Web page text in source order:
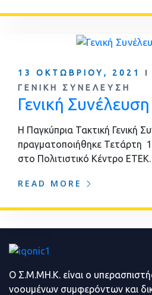
13 ΟΚΤΩΒΡΊΟΥ, 2021
ΓΕΝΙΚΉ ΣΥΝΈΛΕΥΣΗ
Γενική
Η Παγκύπρια Τακτική Γενική
πραγματοποιήθηκε Τετάρτη
στο Πολιτιστικό Κέντρο ΕΤΕΚ.
READ MORE
Ο Σ.Μ.ΜΗ.Κ. είναι ο
νοουμένων συμφερόντων και